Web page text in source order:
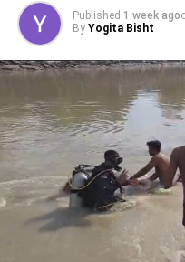
मजदूरी का प्रावधान भी
Published 1 week ago
By Yogita Bisht